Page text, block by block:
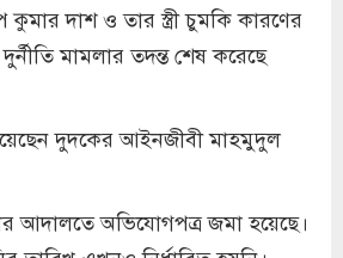
কুমার দাশ ও তার স্ত্রী চুমকি কারণের
মামলার তদন্ত শেষ করেছে
দুদকের আইনজীবী মাহমুদুল
আদালতে অভিযোগপত্র জমা হয়েছে।